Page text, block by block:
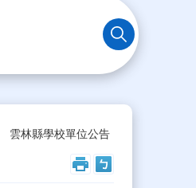
雲林縣學校單位公告